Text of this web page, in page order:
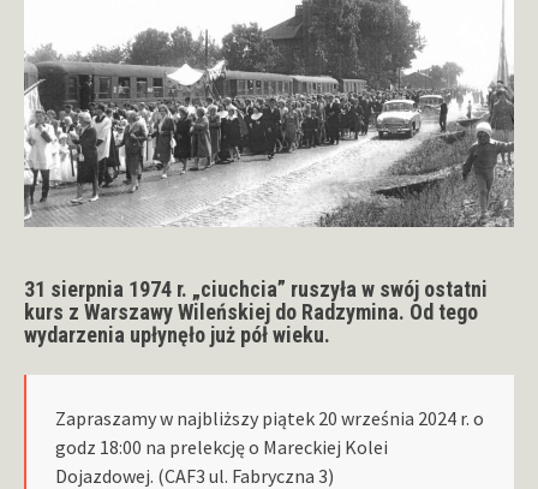
31 sierpnia 1974 r. „ciuchcia” ruszyła w swój ostatni
kurs z Warszawy Wileńskiej do Radzymina. Od tego
wydarzenia upłynęło już pół wieku.
Zapraszamy w najbliższy piątek 20 września 2024 r. o
godz 18:00 na prelekcję o Mareckiej Kolei
Dojazdowej. (CAF3 ul. Fabryczna 3)